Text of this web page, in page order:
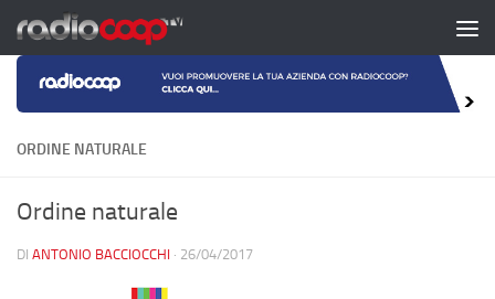
Salta al contenuto
ORDINE NATURALE
Ordine naturale
DI ANTONIO BACCIOCCHI · 26/04/2017